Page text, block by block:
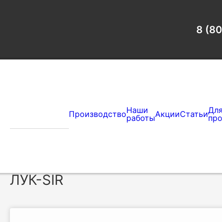
ЛУК-SIR
Главная Каталог
8
ПроизводствоНаши
работыАкцииСтатьиДля